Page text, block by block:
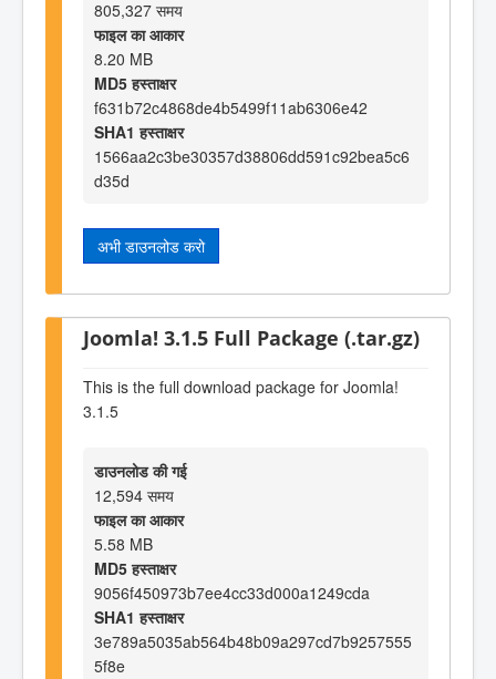
805,327 समय
फाइल का आकार
8.20 MB
MD5 हस्ताक्षर
f631b72c4868de4b5499f11ab6306e42
SHA1 हस्ताक्षर
1566aa2c3be30357d38806dd591c92bea5c6
d35d
अभी डाउनलोड करो
Joomla! 3.1.5 Full Package (.tar.gz)
This is the full download package for Joomla!
3.1.5
डाउनलोड की गई
12,594 समय
फाइल का आकार
5.58 MB
MD5 हस्ताक्षर
9056f450973b7ee4cc33d000a1249cda
SHA1 हस्ताक्षर
3e789a5035ab564b48b09a297cd7b9257555
5f8e